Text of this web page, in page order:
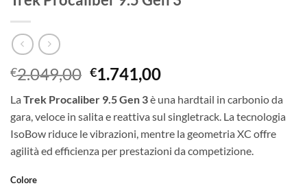
€2.049,00 Il
prezzo
originale
era:
€2.049,00.
€1.741,00Il
attuale
è:
€1.741,00.
La Trek Procaliber 9.5 Gen 3è una hardtail in carbonio da
gara, veloce in salita e reattiva sul singletrack. La tecnologia
IsoBow riduce le vibrazioni, mentre la geometria XC offre
agilità ed efficienza per prestazioni da competizione.
Colore